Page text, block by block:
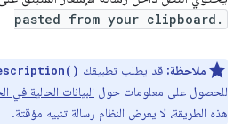
pasted from your clipboard.
ملاحظة: قد يطلب تطبيقك
للحصول على معلومات حول البيانات الحالية في
هذه الطريقة، لا يعرض النظام رسالة تنبيه مؤقتة.